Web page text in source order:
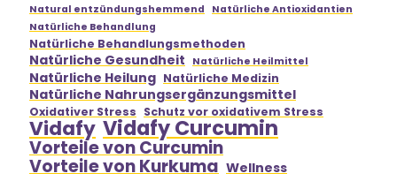
Natural entzündungshemmend
Natürliche Antioxidantien
Natürliche Behandlung
Natürliche Behandlungsmethoden
Natürliche Gesundheit Natürliche Heilmittel
Natürliche Heilung Natürliche Medizin
Natürliche Nahrungsergänzungsmittel
Oxidativer Stress Schutz vor oxidativem Stress
Vidafy Vidafy Curcumin
Vorteile von Curcumin
Vorteile von Kurkuma Wellness